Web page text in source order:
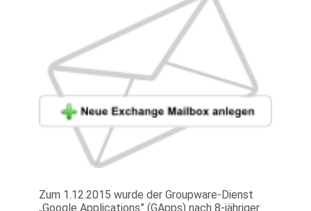
Zum 1.12.2015 wurde der Groupware-Dienst
„Google Applications” (GApps) nach 8-jähriger